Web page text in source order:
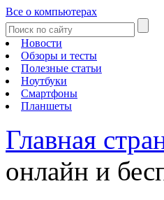
Все о компьютерах
Новости
Обзоры и тесты
Полезные статьи
Ноутбуки
Смартфоны
Планшеты
Главная
онлайн и